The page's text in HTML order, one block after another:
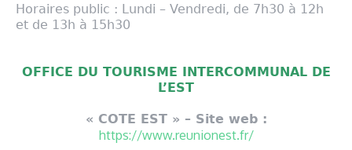
Horaires public : Lundi – Vendredi, de 7h30 à 12h
et de 13h à 15h30
OFFICE DU TOURISME INTERCOMMUNAL DE
L’EST
« COTE EST » – Site web :
https://www.reunionest.fr/